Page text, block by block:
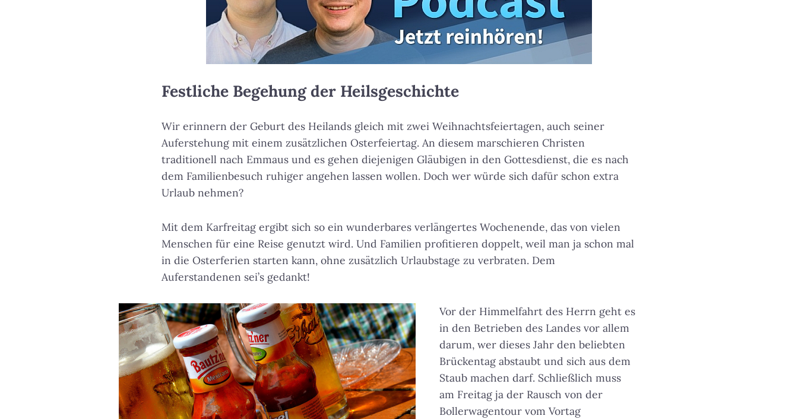
Festliche Begehung der Heilsgeschichte
Wir erinnern der Geburt des Heilands gleich mit zwei Weihnachtsfeiertagen, auch seiner
Auferstehung mit einem zusätzlichen Osterfeiertag. An diesem marschieren Christen
traditionell nach Emmaus und es gehen diejenigen Gläubigen in den Gottesdienst, die es nach
dem Familienbesuch ruhiger angehen lassen wollen. Doch wer würde sich dafür schon extra
Urlaub nehmen?
Mit dem Karfreitag ergibt sich so ein wunderbares verlängertes Wochenende, das von vielen
Menschen für eine Reise genutzt wird. Und Familien profitieren doppelt, weil man ja schon mal
in die Osterferien starten kann, ohne zusätzlich Urlaubstage zu verbraten. Dem
Auferstandenen sei’s gedankt!
Vor der Himmelfahrt des Herrn geht es
in den Betrieben des Landes vor allem
darum, wer dieses Jahr den beliebten
Brückentag abstaubt und sich aus dem
Staub machen darf. Schließlich muss
am Freitag ja der Rausch von der
Bollerwagentour vom Vortag